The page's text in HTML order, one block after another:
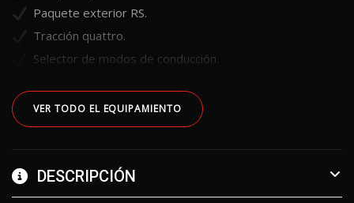
Paquete exterior RS.
Tracción quattro.
Selector de modos de conducción.
VER TODO EL EQUIPAMIENTO
DESCRIPCIÓN